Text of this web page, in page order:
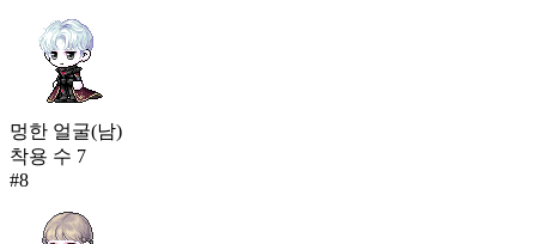
멍한 얼굴(남)
착용 수 7
#8